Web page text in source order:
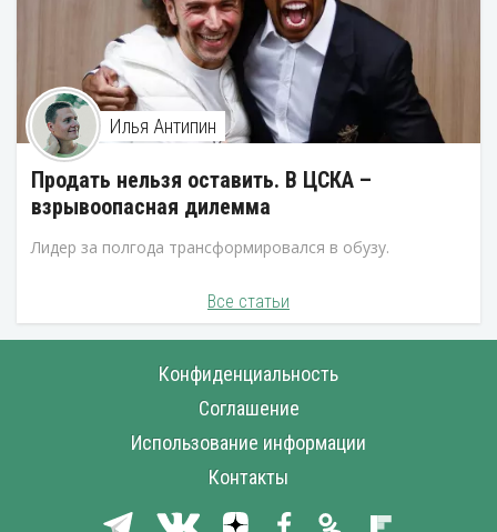
Илья Антипин
Продать нельзя оставить. В ЦСКА –
взрывоопасная дилемма
Лидер за полгода трансформировался в обузу.
Все статьи
Конфиденциальность
Соглашение
Использование информации
Контакты